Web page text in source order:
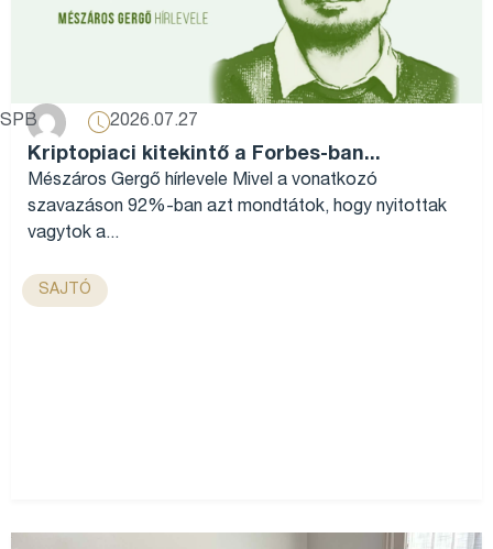
SPB 2026.07.27
Kriptopiaci kitekintő a Forbes-ban...
Mészáros Gergő hírlevele Mivel a vonatkozó
szavazáson 92%-ban azt mondtátok, hogy nyitottak
vagytok a...
SAJTÓ